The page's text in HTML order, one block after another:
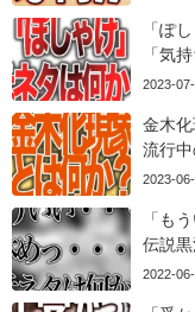
「ぽ
「気
2023-
金木
流行中
2023-
「も
伝説黒
2022-